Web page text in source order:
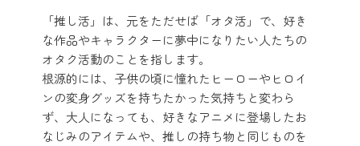
「推し活」は、元をただせば「オタ活」で、好き
な作品やキャラクターに夢中になりたい人たちの
オタク活動のことを指します。
根源的には、子供の頃に憧れたヒーローやヒロイ
ンの変身グッズを持ちたかった気持ちと変わら
ず、大人になっても、好きなアニメに登場したお
なじみのアイテムや、推しの持ち物と同じものを